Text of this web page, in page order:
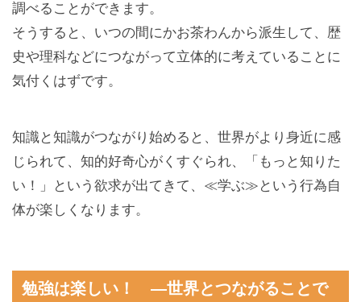
調べることができます。
そうすると、いつの間にかお茶わんから派生して、歴
史や理科などにつながって立体的に考えていることに
気付くはずです。
知識と知識がつながり始めると、世界がより身近に感
じられて、知的好奇心がくすぐられ、「もっと知りた
い！」という欲求が出てきて、≪学ぶ≫という行為自
体が楽しくなります。
勉強は楽しい！ —世界とつながることで